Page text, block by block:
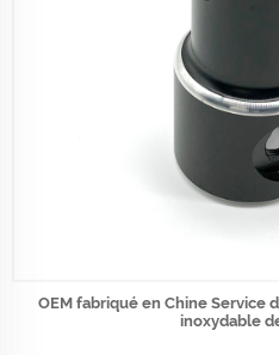
OEM fabriqué en Chine Service
inoxydable